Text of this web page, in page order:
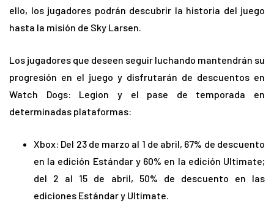
ello, los jugadores podrán descubrir la historia del juego
hasta la misión de Sky Larsen.
Los jugadores que deseen seguir luchando mantendrán su
progresión en el juego y disfrutarán de descuentos en
Watch Dogs: Legion y el pase de temporada en
determinadas plataformas:
Xbox: Del 23 de marzo al 1 de abril, 67% de descuento
en la edición Estándar y 60% en la edición Ultimate;
del 2 al 15 de abril, 50% de descuento en las
ediciones Estándar y Ultimate.